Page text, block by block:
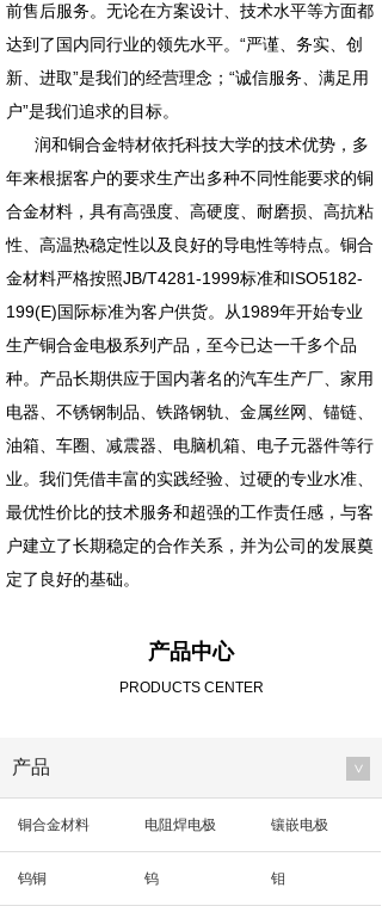
前售后服务。无论在方案设计、技术水平等方面都
达到了国内同行业的领先水平。“严谨、务实、创
新、进取”是我们的经营理念；“诚信服务、满足用
户”是我们追求的目标。
润和铜合金特材依托科技大学的技术优势，多
年来根据客户的要求生产出多种不同性能要求的铜
合金材料，具有高强度、高硬度、耐磨损、高抗粘
性、高温热稳定性以及良好的导电性等特点。铜合
金材料严格按照JB/T4281-1999标准和ISO5182-
199(E)国际标准为客户供货。从1989年开始专业
生产铜合金电极系列产品，至今已达一千多个品
种。产品长期供应于国内著名的汽车生产厂、家用
电器、不锈钢制品、铁路钢轨、金属丝网、锚链、
油箱、车圈、减震器、电脑机箱、电子元器件等行
业。我们凭借丰富的实践经验、过硬的专业水准、
最优性价比的技术服务和超强的工作责任感，与客
户建立了长期稳定的合作关系，并为公司的发展奠
定了良好的基础。
产品中心
PRODUCTS CENTER
产品 >
铜合金材料 电阻焊电极 镶嵌电极
钨铜 钨 钼